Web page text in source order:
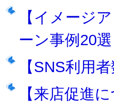
【イメージ
ーン事例20選
【SNS利用
【来店促進